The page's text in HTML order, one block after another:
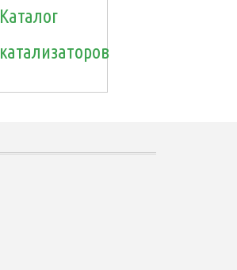
Каталог
катализаторов